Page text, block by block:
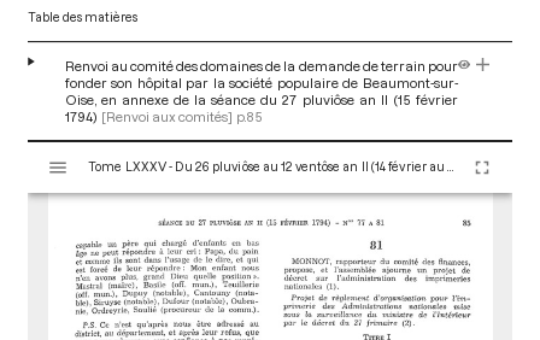
Table des matières
Renvoi au comité des domaines de la demande de terrain pour
fonder son hôpital par la société populaire de Beaumont-sur-
Oise, en annexe de la séance du 27 pluviôse an II (15 février
1794) [Renvoi aux comités] p.85
s